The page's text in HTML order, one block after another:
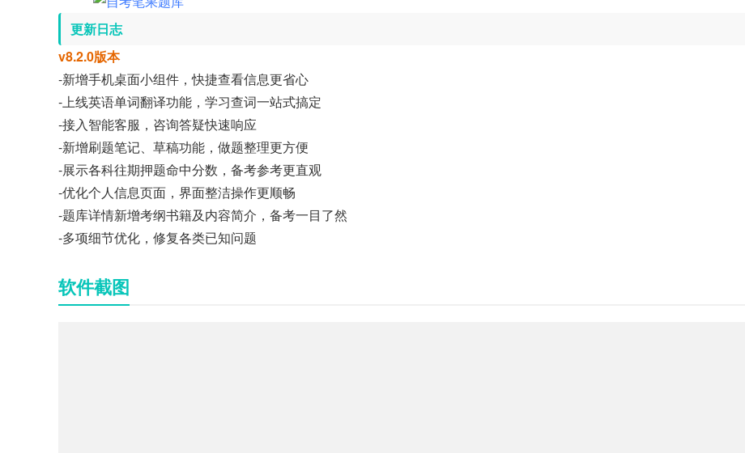
更新日志
v8.2.0版本
-新增手机桌面小组件，快捷查看信息更省心
-上线英语单词翻译功能，学习查词一站式搞定
-接入智能客服，咨询答疑快速响应
-新增刷题笔记、草稿功能，做题整理更方便
-展示各科往期押题命中分数，备考参考更直观
-优化个人信息页面，界面整洁操作更顺畅
-题库详情新增考纲书籍及内容简介，备考一目了然
-多项细节优化，修复各类已知问题
软件截图